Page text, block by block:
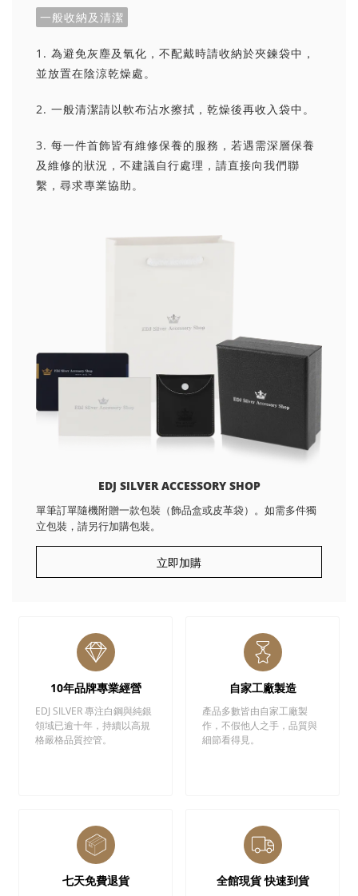
一般收納及清潔
1. 為避免灰塵及氧化，不配戴時請收納於夾鍊袋中，
並放置在陰涼乾燥處。
2. 一般清潔請以軟布沾水擦拭，乾燥後再收入袋中。
3. 每一件首飾皆有維修保養的服務，若遇需深層保養
及維修的狀況，不建議自行處理，請直接向我們聯
繫，尋求專業協助。
EDJ SILVER ACCESSORY SHOP
單筆訂單隨機附贈一款包裝（飾品盒或皮革袋）。如需多件獨
立包裝，請另行加購包裝。
立即加購
10年品牌專業經營
EDJ SILVER 專注白鋼與純銀
領域已逾十年，持續以高規
格嚴格品質控管。
自家工廠製造
產品多數皆由自家工廠製
作，不假他人之手，品質與
細節看得見。
七天免費退貨 全館現貨 快速到貨